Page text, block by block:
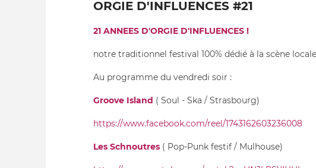
ORGIE D'INFLUENCES #21
21 ANNEES D'ORGIE D'INFLUENCES !
notre traditionnel festival 100% dédié à la scène
Au programme du vendredi soir :
Groove Island ( Soul - Ska / Strasbourg)
https://www.facebook.com/reel/1743162603236008
Les Schnoutres ( Pop-Punk festif / Mulhouse)